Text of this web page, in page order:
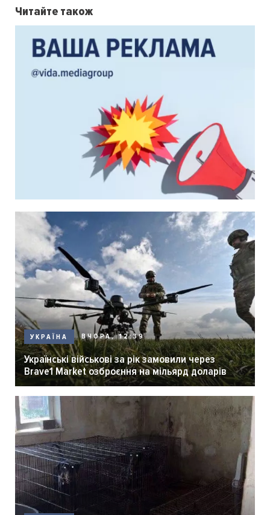
Читайте також
УКРАЇНА ВЧОРА, 12:39
Українські військові за рік замовили через
Brave1 Market озброєння на мільярд доларів